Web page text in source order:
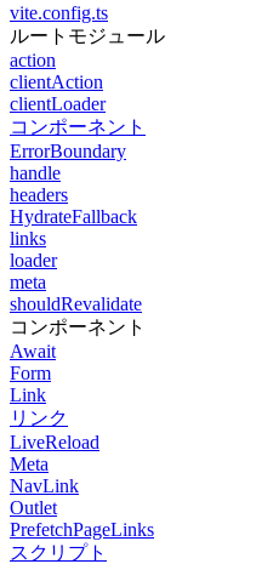
vite.config.ts
ルートモジュール
action
clientAction
clientLoader
コンポーネント
ErrorBoundary
handle
headers
HydrateFallback
links
loader
meta
shouldRevalidate
コンポーネント
Await
Form
Link
リンク
LiveReload
Meta
NavLink
Outlet
PrefetchPageLinks
スクリプト